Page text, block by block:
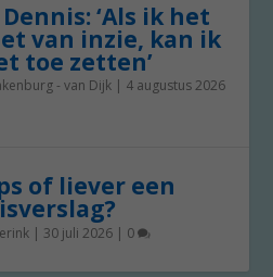
‘Als ik het
van inzie, kan ik
toe zetten’
- van Dijk | 4 augustus 2026
of liever een
| 30 juli 2026 | 0